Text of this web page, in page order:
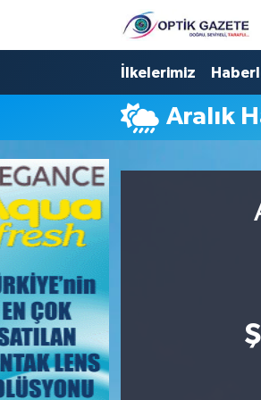
İlkelerimiz
Aralık
Nöbetçi Eczaneler
Hava Durumu
İstanbul Namaz Vakitleri
Trafik Durumu
Süper Lig Puan Durumu ve
Tüm Manşetler
Son Dakika Haberleri
Haber Arşivi